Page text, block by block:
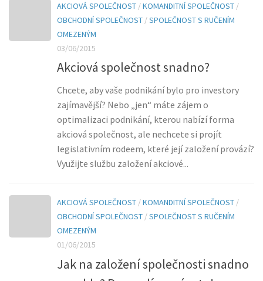
AKCIOVÁ SPOLEČNOST /KOMANDITNÍ SPOLEČNOST /
OBCHODNÍ SPOLEČNOST /SPOLEČNOST S RUČENÍM
OMEZENÝM
03/06/2015
Akciová společnost snadno?
Chcete, aby vaše podnikání bylo pro investory
zajímavější? Nebo „jen“ máte zájem o
optimalizaci podnikání, kterou nabízí forma
akciová společnost, ale nechcete si projít
legislativním rodeem, které její založení provází?
Využijte službu založení akciové...
AKCIOVÁ SPOLEČNOST /KOMANDITNÍ SPOLEČNOST /
OBCHODNÍ SPOLEČNOST /SPOLEČNOST S RUČENÍM
OMEZENÝM
01/06/2015
Jak na založení společnosti snadno